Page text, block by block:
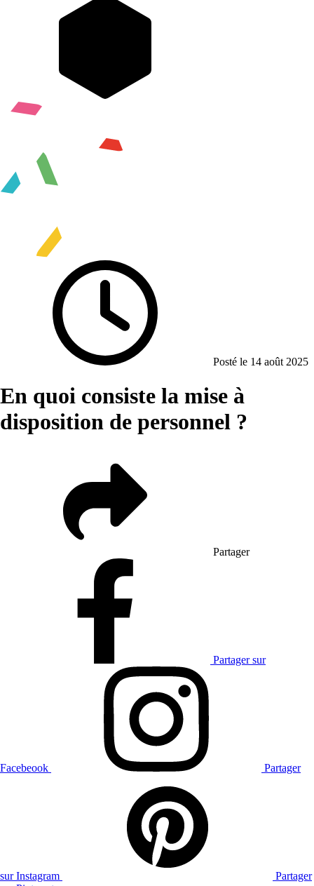
Posté le 14 août 2025
En quoi consiste la mise à
disposition de personnel ?
Partager
Partager sur
Facebeook Partager
sur Instagram
Partager